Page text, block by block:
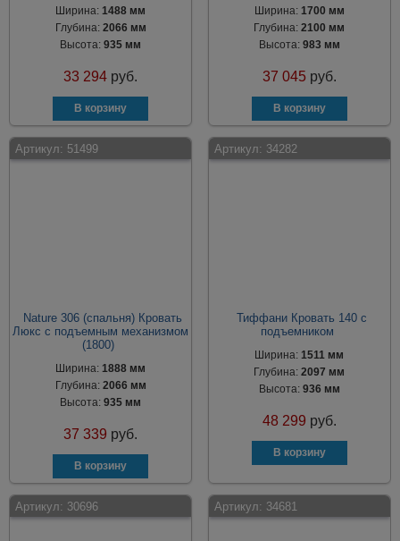
Ширина:1488 мм
Глубина: 2066 мм
Высота:935 мм
33 294 руб.
Ширина: 1700 мм
Глубина:2100 мм
Высота: 983 мм
37 045 руб.
Артикул: 51499
Nature 306 (спальня) Кровать
Люкс с подъемным механизмом
(1800)
Ширина:1888 мм
Глубина: 2066 мм
Высота:935 мм
37 339 руб.
Артикул: 34282
Тиффани Кровать 140 с
подъемником
Ширина:1511 мм
Глубина:2097 мм
Высота: 936 мм
48 299 руб.
Артикул: 30696 Артикул: 34681